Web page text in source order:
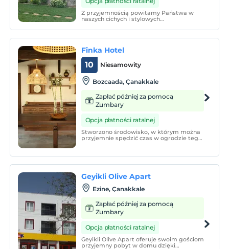
Z przyjemnością powitamy Państwa w
naszych cichych i stylowych
Village, naprzeciwko Bozcaada.
Finka Hotel
Niesamowity
10
Bozcaada, Çanakkale
Zapłać później za pomocą
Zumbary
Opcja płatności ratalnej
Stworzono środowisko, w którym można
przyjemnie spędzić czas w ogrodzie tego
odkrywać różne szczegóły w każdym
zakątku.
Geyikli Olive Apart
Ezine‎, Çanakkale
Zapłać później za pomocą
Zumbary
Opcja płatności ratalnej
Geyikli Olive Apart oferuje swoim gościom
przyjemny pobyt w domu dzięki